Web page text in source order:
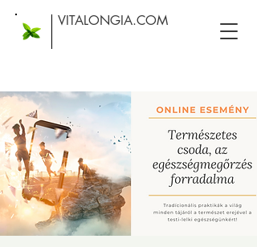
VITALONGIA.COM